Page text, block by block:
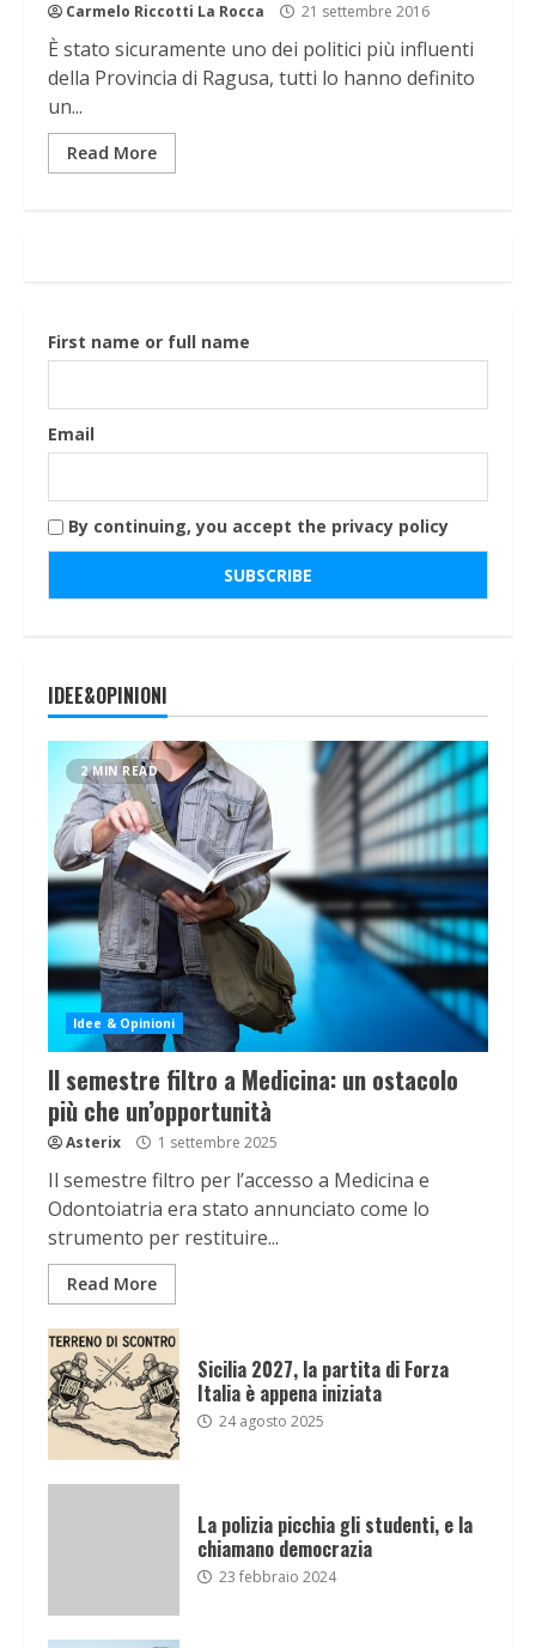
Carmelo Riccotti La Rocca 21 settembre 2016
È stato sicuramente uno dei politici più influenti
della Provincia di Ragusa, tutti lo hanno definito
un...
Read More
First name or full name
Email
By continuing, you accept the privacy policy
IDEE&OPINIONI
2 MIN READ
Idee & Opinioni
Il semestre filtro a Medicina: un ostacolo
più che un’opportunità
Asterix 1 settembre 2025
Il semestre filtro per l’accesso a Medicina e
Odontoiatria era stato annunciato come lo
strumento per restituire...
Read More
Sicilia 2027, la partita di Forza
Italia è appena iniziata
24 agosto 2025
La polizia picchia gli studenti, e la
chiamano democrazia
23 febbraio 2024